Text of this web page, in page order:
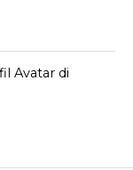
Avatar di